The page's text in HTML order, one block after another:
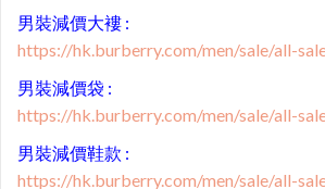
男裝減價大褸 :
https://hk.burberry.com/men/sale/all-
男裝減價袋 :
https://hk.burberry.com/men/sale/all-
男裝減價鞋款 :
https://hk.burberry.com/men/sale/all-